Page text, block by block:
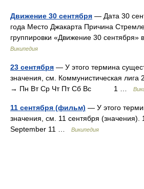
Движение 30 сентября — Дата 30
года Место Джакарта Причина
группировки «Движение 30 сентября»
Википедия
23 сентября — У этого термина
значения, см. Коммунистическая лига
→ Пн Вт Ср Чт Пт Сб Вс 1 …
11 сентября (фильм) — У этого
значения, см. 11 сентября (значения).
September 11 …
Википедия